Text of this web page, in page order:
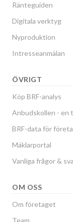
Ränteguiden
Digitala verktyg
Nyproduktion
Intresseanmälan
ÖVRIGT
Köp BRF-analys
Anbudskollen - en
BRF-data för
Mäklarportal
Vanliga frågor &
OM OSS
Om företaget
Team